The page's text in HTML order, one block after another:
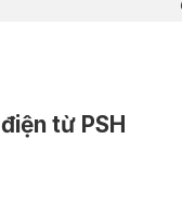
từ PSH